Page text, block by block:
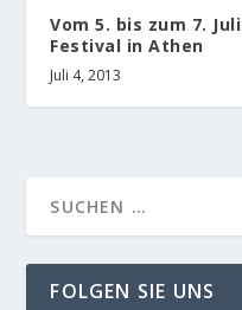
Vom 5. bis zum 7.
Festival in Athen
Juli 4, 2013
FOLGEN SIE UNS